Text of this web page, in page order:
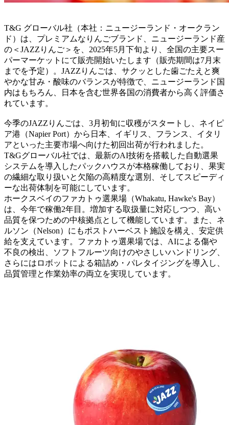
T&G グローバル社（本社：ニュージーランド・オークラン
ド）は、プレミアムなりんごブランド、ニュージーランド産
の＜JAZZりんご＞を、2025年5月下旬より、全国の主要スー
パーマーケットにて販売開始いたします（販売期間は7月末
までを予定）。JAZZりんごは、サクッとした歯ごたえと爽
やかな甘み・酸味のバランスが特徴で、ニュージーランド国
内はもちろん、日本を含む世界各国の消費者から高く評価さ
れています。
今季のJAZZりんごは、3月初旬に収穫がスタートし、ネイピ
ア港（Napier Port）から日本、イギリス、フランス、イタリ
アといった主要市場へ向けた初回出荷が行われました。
T&Gグローバル社では、最新のAI技術を搭載した自動選果
システムを導入したパックハウスが本格稼働しており、果実
の繊細な取り扱いと欠陥の高精度な選別、そしてスピーディ
ーな出荷体制を可能にしています。
ホークスベイのファカトゥ選果場（Whakatu, Hawke's Bay）
は、今年で稼働2年目。増加する取扱量に対応しつつ、高い
品質を保つための中核拠点として機能しています。また、ネ
ルソン（Nelson）にもポストハーベスト施設を構え、安定供
給を支えています。ファカトゥ選果場では、AIによる傷や
不良の検出、ソフトフルーツ向けのやさしいハンドリング、
さらにはロボットによる箱詰め・パレタイジングを導入し、
品質管理と作業効率の両立を実現しています。